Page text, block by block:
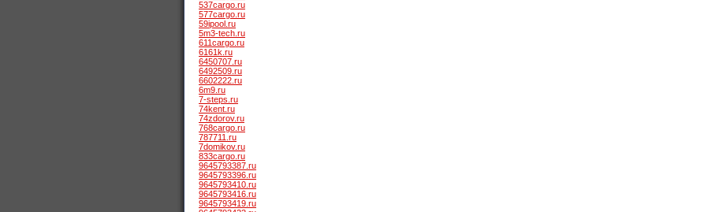
537cargo.ru
577cargo.ru
59ipool.ru
5m3-tech.ru
611cargo.ru
6161k.ru
6450707.ru
6492509.ru
6602222.ru
6m9.ru
7-steps.ru
74kent.ru
74zdorov.ru
768cargo.ru
787711.ru
7domikov.ru
833cargo.ru
9645793387.ru
9645793396.ru
9645793410.ru
9645793416.ru
9645793419.ru